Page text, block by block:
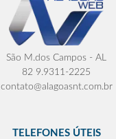
São M.dos Campos - AL
82 9.9311-2225
contato@alagoasnt.com.br
TELEFONES ÚTEIS